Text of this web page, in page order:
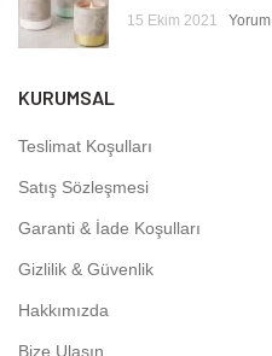
15 Ekim 2021
KURUMSAL
Teslimat Koşulları
Satış Sözleşmesi
Garanti & İade Koşulları
Gizlilik & Güvenlik
Hakkımızda
Bize Ulaşın